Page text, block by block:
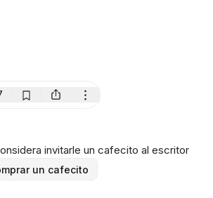
invitarle un cafecito al escritor
un cafecito